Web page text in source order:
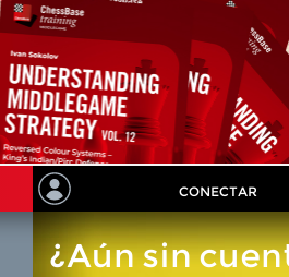
CONECTAR
¿Aún sin